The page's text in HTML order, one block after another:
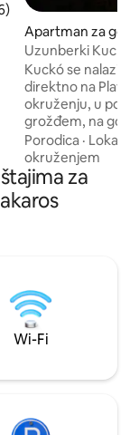
ocjena: 5 od 5,
Apartman za
sencefalu
Uzunberki Kuckó
Uplands
Kuckó se nalazi u
direktno na
okruženju, u
grožđem, na
porodične vinske
„prirodu” čini
uzgojenog
okolini ima
mogućnosti za
području.
odgovoru!
Porodica · Lokacija
okruženjem
za
Wi-Fi